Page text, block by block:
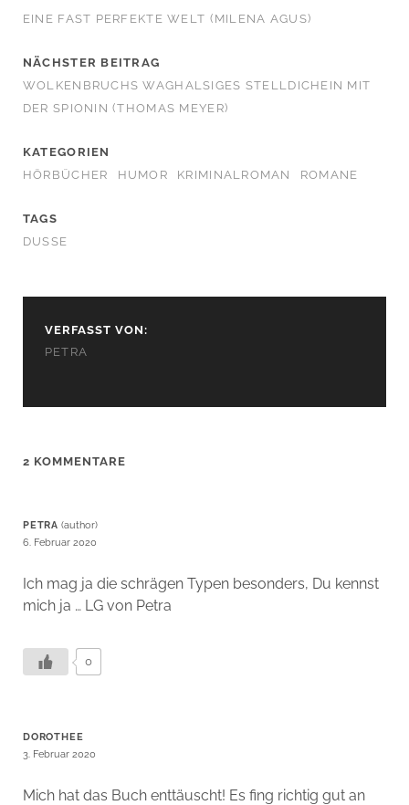
EINE FAST PERFEKTE WELT (MILENA AGUS)
NÄCHSTER BEITRAG
WOLKENBRUCHS WAGHALSIGES STELLDICHEIN MIT
DER SPIONIN (THOMAS MEYER)
KATEGORIEN
HÖRBÜCHER
HUMOR KRIMINALROMAN ROMANE
TAGS
DUSSE
VERFASST VON:
PETRA
2 KOMMENTARE
PETRA
6. Februar 2020
Ich mag ja die schrägen Typen besonders, Du kennst
mich ja … LG von Petra
0
DOROTHEE
3. Februar 2020
Mich hat das Buch enttäuscht! Es fing richtig gut an